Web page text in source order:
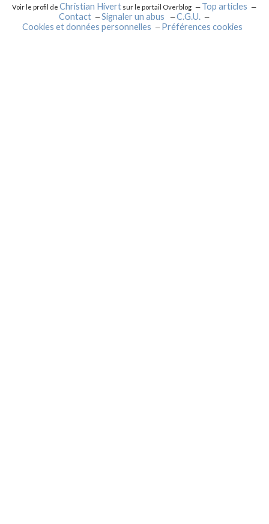
Voir le profil deChristian Hivert sur le portail Overblog
Top articles
Contact
Signaler un abus
C.G.U.
Cookies et données personnelles
Préférences cookies